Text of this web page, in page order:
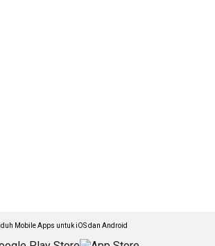
Mobile Apps untuk iOS dan Android